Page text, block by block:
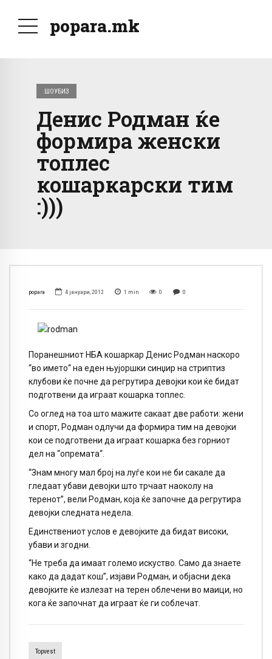
popara.mk
ШОУБИЗ
Денис Родман ќе
формира женски
топлес
кошаркарски тим
:)))
popara 4 јануари, 2012 1 min 0 0
Поранешниот НБА кошаркар Денис Родман наскоро
“во името“ на еден њујоршки синџир на стриптиз
клубови ќе почне да регрутира девојки кои ќе бидат
подготвени да играат кошарка топлес.
Со оглед на тоа што мажите сакаат две работи: жени
и спорт, Родман одлучи да формира тим на девојки
кои се подготвени да играат кошарка без горниот
дел на “опремата“.
“Знам многу мал број на луѓе кои не би сакале да
гледаат убави девојки што трчаат наоколу на
теренот”, вели Родман, која ќе започне да регрутира
девојки следната недела.
Единствениот услов е девојките да бидат високи,
убави и згодни.
“Не треба да имаат големо искуство. Само да знаете
како да дадат кош”, изјави Родман, и објасни дека
девојките ќе излезат на терен облечени во маици, но
кога ќе започнат да играат ќе ги соблечат.
Topvest